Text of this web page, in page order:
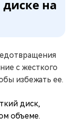
на
с жесткого
избежать ее.
диск,
объеме.